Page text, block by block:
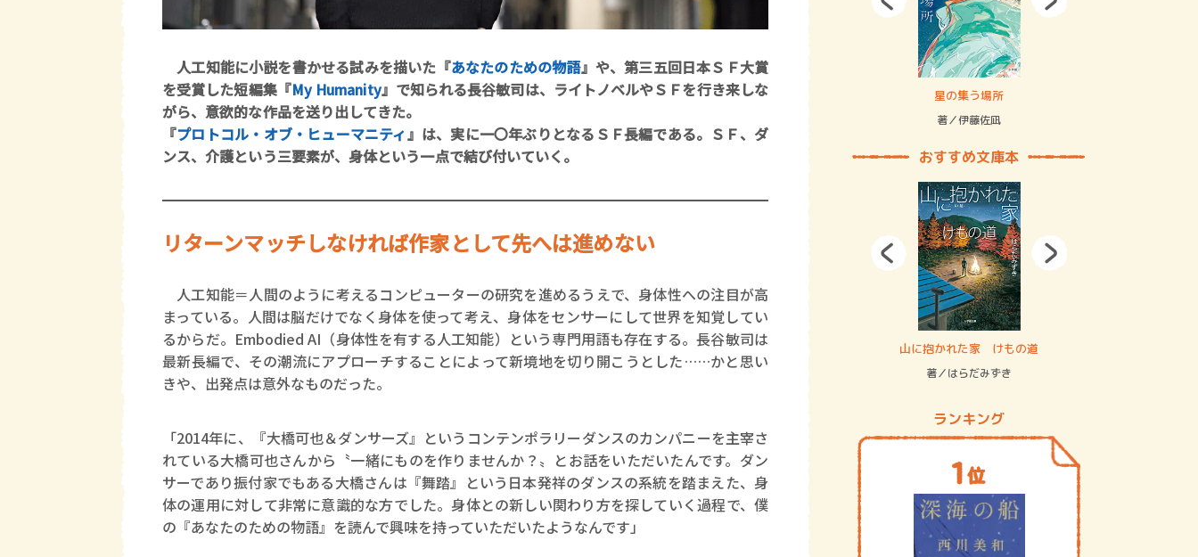
人工知能に小説を書かせる試みを描いた『あなたのための物語』や、第三五回日本ＳＦ大賞
を受賞した短編集『My Humanity』で知られる長谷敏司は、ライトノベルやＳＦを行き来しな
がら、意欲的な作品を送り出してきた。
『プロトコル・オブ・ヒューマニティ』は、実に一〇年ぶりとなるＳＦ長編である。ＳＦ、ダ
ンス、介護という三要素が、身体という一点で結び付いていく。
リターンマッチしなければ作家として先へは進めない
人工知能＝人間のように考えるコンピューターの研究を進めるうえで、身体性への注目が高
まっている。人間は脳だけでなく身体を使って考え、身体をセンサーにして世界を知覚してい
るからだ。Embodied AI（身体性を有する人工知能）という専門用語も存在する。長谷敏司は
最新長編で、その潮流にアプローチすることによって新境地を切り開こうとした……かと思い
きや、出発点は意外なものだった。
「2014年に、『大橋可也＆ダンサーズ』というコンテンポラリーダンスのカンパニーを主宰さ
れている大橋可也さんから〝一緒にものを作りませんか？〟とお話をいただいたんです。ダン
サーであり振付家でもある大橋さんは『舞踏』という日本発祥のダンスの系統を踏まえた、身
体の運用に対して非常に意識的な方でした。身体との新しい関わり方を探していく過程で、僕
の『あなたのための物語』を読んで興味を持っていただいたようなんです」
賞金稼ぎスリーサム！ 二重拘束の… 星の集う場所
著／伊藤佐凪
おすすめ文庫本
ロボット・イン・ザ・システム
著／デボラ・イン…
山に抱かれた家 けもの道
著／はらだみずき
ランキング